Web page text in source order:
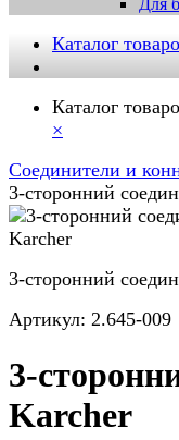
Для
Каталог
Каталог
×
Соединители и
3-сторонний
3-сторонний
Артикул: 2.645-009
3-
Karcher